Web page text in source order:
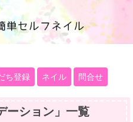
ママブログ
ち登録 ネイル 問合せ
ーション 」 一覧